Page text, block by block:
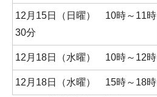
12月15日（日曜） 10時～11時
30分
12月18日（水曜） 10時～12時
12月18日（水曜） 15時～18時